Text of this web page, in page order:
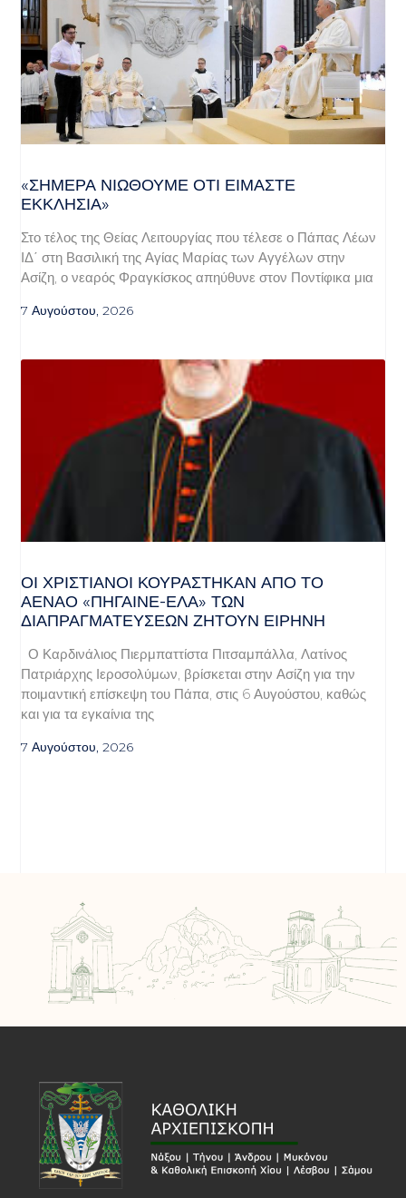
«ΣΉΜΕΡΑ ΝΙΏΘΟΥΜΕ ΌΤΙ ΕΊΜΑΣΤΕ
ΕΚΚΛΗΣΊΑ»
Στο τέλος της Θείας Λειτουργίας που τέλεσε ο Πάπας Λέων
ΙΔ΄ στη Βασιλική της Αγίας Μαρίας των Αγγέλων στην
Ασίζη, ο νεαρός Φραγκίσκος απηύθυνε στον Ποντίφικα μια
7 Αυγούστου, 2026
ΟΙ ΧΡΙΣΤΙΑΝΟΊ ΚΟΥΡΆΣΤΗΚΑΝ ΑΠΌ ΤΟ
ΑΈΝΑΟ «ΠΉΓΑΙΝΕ-ΈΛΑ» ΤΩΝ
ΔΙΑΠΡΑΓΜΑΤΕΎΣΕΩΝ ΖΗΤΟΎΝ ΕΙΡΉΝΗ
Ο Καρδινάλιος Πιερμπαττίστα Πιτσαμπάλλα, Λατίνος
Πατριάρχης Ιεροσολύμων, βρίσκεται στην Ασίζη για την
ποιμαντική επίσκεψη του Πάπα, στις 6 Αυγούστου, καθώς
και για τα εγκαίνια της
7 Αυγούστου, 2026